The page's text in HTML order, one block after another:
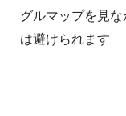
グルマップを見
は避けられます